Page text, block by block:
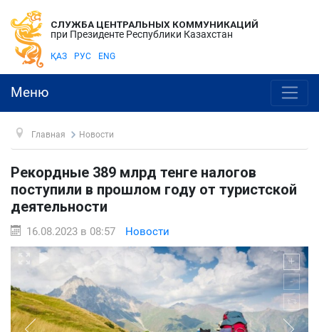
СЛУЖБА ЦЕНТРАЛЬНЫХ КОММУНИКАЦИЙ
при Президенте Республики Казахстан
ҚАЗ РУС ENG
Меню
Главная Новости
Рекордные 389 млрд тенге налогов
поступили в прошлом году от туристской
деятельности
16.08.2023 в 08:57 Новости